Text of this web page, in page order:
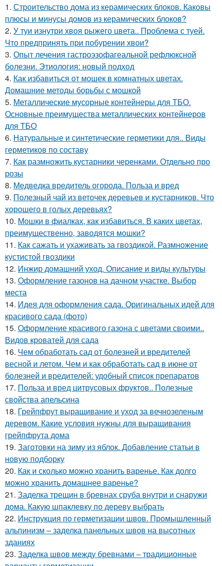
1. Строительство дома из керамических блоков. Каковы
плюсы и минусы домов из керамических блоков?
2. У туи изнутри хвоя рыжего цвета.. Проблема с туей.
Что предпринять при побурении хвои?
3. Опыт лечения гастроэзофагеальной рефлюксной
болезни. Этиология: новый подход
4. Как избавиться от мошек в комнатных цветах.
Домашние методы борьбы с мошкой
5. Металлические мусорные контейнеры для ТБО.
Основные преимущества металлических контейнеров
для ТБО
6. Натуральные и синтетические герметики для.. Виды
герметиков по составу
7. Как размножить кустарники черенками. Отдельно про
розы
8. Медведка вредитель огорода. Польза и вред
9. Полезный чай из веточек деревьев и кустарников. Что
хорошего в голых деревьях?
10. Мошки в фиалках, как избавиться. В каких цветах,
преимущественно, заводятся мошки?
11. Как сажать и ухаживать за гвоздикой. Размножение
кустистой гвоздики
12. Инжир домашний уход. Описание и виды культуры
13. Оформление газонов на дачном участке. Выбор
места
14. Идея для оформления сада. Оригинальных идей для
красивого сада (фото)
15. Оформление красивого газона с цветами своими..
Видов кроватей для сада
16. Чем обработать сад от болезней и вредителей
весной и летом. Чем и как обработать сад в июне от
болезней и вредителей: удобный список препаратов
17. Польза и вред цитрусовых фруктов.. Полезные
свойства апельсина
18. Грейпфрут выращивание и уход за вечнозеленым
деревом. Какие условия нужны для выращивания
грейпфрута дома
19. Заготовки на зиму из яблок. Добавление статьи в
новую подборку
20. Как и сколько можно хранить варенье. Как долго
можно хранить домашнее варенье?
21. Заделка трещин в бревнах сруба внутри и снаружи
дома. Какую шпаклевку по дереву выбрать
22. Инструкция по герметизации швов. Промышленный
альпинизм – заделка панельных швов на высотных
зданиях
23. Заделка швов между бревнами – традиционные